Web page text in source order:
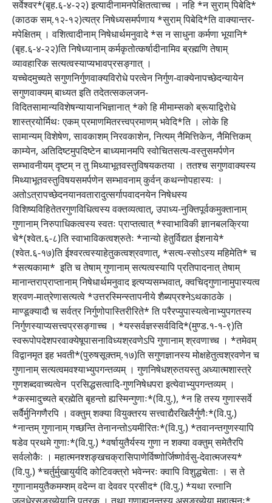
सर्वेश्वर*(बृह.६-४-२२) इत्यादीनामनपेक्षितत्वाच्च । नहि *न सुराम् पिबेदि*
(काठक सम्.१२-१२)त्यत्र निषेध्यसमर्पणाय *सुराम् पिबेदि*ति वाक्यान्तर-
मपेक्षितम् । वशित्वादीनाम् निषेधार्थमनुवादे *स न साधुना कर्मणा भूयानि*
(बृह.६-४-२२)ति निषेध्यानाम् कर्मकृतोत्कर्षादीनामिव ब्रह्मणि तेषाम्
व्यावहारिक सत्यत्वस्याप्यभावप्रसङ्गात् ।
यच्चेदमुच्यते सगुणनिर्गुणवाक्यविरोधे परत्वेन निर्गुण-वाक्येनापच्छेदन्यायेन
सगुणवाक्यम् बाध्यत इति तदेतत्सकलजन-
विदितसामान्यविशेषन्यायानभिज्ञानात् *को हि मीमाम्सको ब्रूयाद्विरोधे
शास्त्रयोर्मिथः एकम् प्रमाणमितरत्त्वप्रमाणम् भवेदि*ति । लोके हि
सामान्यम् विशेषेण, सावकाशम् निरवकाशेन, नित्यम् नैमित्तिकेन, नैमित्तिकम्
काम्येन, अतिदिष्टमुपदिष्टेन बाध्यमानमपि स्वोचितसत्य-वस्तुसमर्पणेन
सम्भावनीयम् दृष्टम् न तु मिथ्याभूतवस्तुविषयकतया । ततश्च सगुणवाक्यस्य
मिथ्याभूतवस्तुविषयसमर्पणेन सम्भावनाम् कुर्वन् कथन्नोपहास्यः ।
अतोऽत्रापच्छेदनयानवतारादुत्सर्गापवादनयेन निषेधस्य
विशिष्यविहितेतरगुणविधित्वस्य वक्तव्यत्वात्, उपाध्य-नुक्तिपूर्वकमुक्तानाम्
गुणानाम् निरुपाधिकत्वस्य स्वतः प्राप्तत्वात् *स्वाभाविकी ज्ञानबलक्रिया
चे*(श्वेत.६-८)ति स्वाभाविकत्वश्रुतेः *नान्यो हेतुर्विद्यत ईशनाये*
(श्वेत.६-१७)ति ईश्वरत्वस्याहेतुकत्वश्रवणात्, *सत्य-स्सोऽस्य महिमेति* च
*सत्यकामा* इति च तेषाम् गुणानाम् सत्यत्वस्यापि प्रतिपादनात् तेषाम्
मानान्तराप्राप्तानाम् निषेधार्थमनुवाद इत्यप्यसम्भवात्, क्वचिद्गुणानामुपास्यत्व
श्रवण-मात्रेणासत्यत्वे *उत्तरस्मिन्स्तापनीये शैब्यप्रश्नेऽथकाठके ।
माण्डूक्यादौ च सर्वत्र निर्गुणोपास्तिरीरिते* ति परैरप्युपास्यत्वेनाभ्युपगतस्य
निर्गुणस्याप्यसत्त्वप्रसङ्गाच्च । *यस्सर्वज्ञस्सर्वविदि*(मुण्ड.१-१-९)ति
स्वरूपोपदेशपरवाक्येषूपासनाविध्यश्रवणेऽपि गुणानाम् श्रवणाच्च । *तमेवम्
विद्वानमृत इह भवती*(पुरुषसूक्तम्.१७)ति सगुणज्ञानस्य मोक्षहेतुत्वश्रवणेन च
गुणानाम् सत्यत्वमवश्याभ्युपगन्तव्यम् । गुणनिषेधश्रुतयस्तु अध्यात्मशास्त्रे
गुणशब्दवाच्यत्वेन प्रसिद्धसत्वादि-गुणनिषेधपरा इत्येवाभ्युपगन्तव्यम् ।
*कस्मादुच्यते ब्रह्मेति बृहन्तो ह्यस्मिन्गुणाः*(वि.पु.), *न हि तस्य गुणास्सर्वे
सर्वैर्मुनिगणैरपि । वक्तुम् शक्या वियुक्तरय सत्त्वाद्यैरखिलैर्गुणैः*(वि.पु.)
*नान्तम् गुणानाम् गच्छन्ति तेनानन्तोऽयमीरितः*(वि.पु.) *तवानन्तगुणस्यापि
षडेव प्रथमे गुणाः*(वि.पु.) *वर्षायुतैर्यस्य गुणा न शक्या वक्तुम् समेतैरपि
सर्वलोकैः । महात्मनश्शङ्खचक्रासिपाणेर्विष्णोर्जिष्णोर्वसु-देवात्मजस्य*
(वि.पु.) *चर्तुर्मुखायुर्यदि कोटिवक्त्रो भवेन्नरः क्वापि विशुद्धचेताः । स ते
गुणानामयुतैकमम्शम् वदेन्न वा देववर प्रसीद* (वि.पु.) *यथा रत्नानि